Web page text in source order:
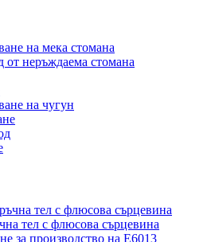
на мека стомана
от неръждаема стомана
на чугун
тел с флюсова сърцевина